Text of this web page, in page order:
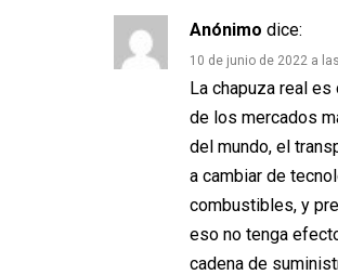
Anónimo dice:
10 de junio de 2022 a
La chapuza real es
de los mercados
del mundo, el
a cambiar de
combustibles, y
eso no tenga
cadena de